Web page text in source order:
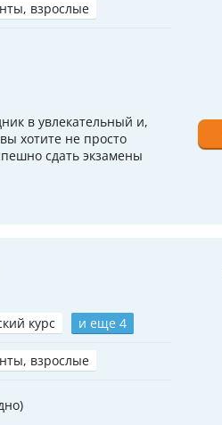
взрослые
в увлекательный и,
хотите не просто
сдать экзамены
курс и еще 4
взрослые